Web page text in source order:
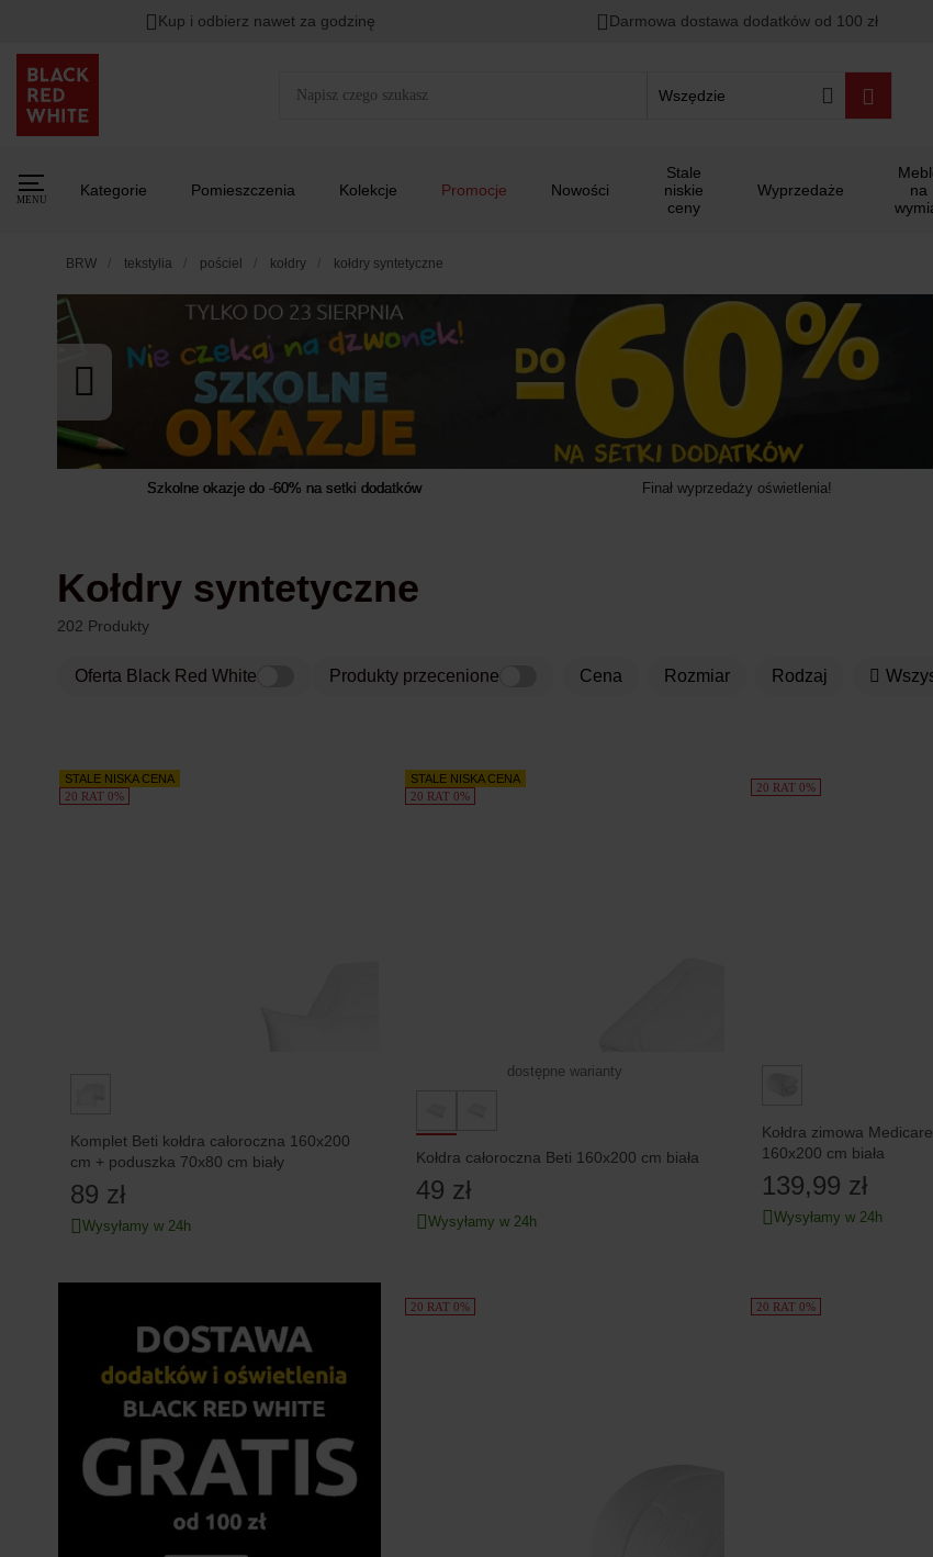
00 00 00 00 00 00
Kup i odbierz nawet za godzinę Darmowa dostawa dodatków od 100 zł
Wszędzie
MENU
Kategorie Pomieszczenia Kolekcje Promocje Nowości
Stale
niskie
ceny
Wyprzedaże
na
BRW tekstylia pościel kołdry kołdry syntetyczne
Szkolne okazje do -60% na setki dodatków Finał wyprzedaży oświetlenia!
Kołdry syntetyczne
202 Produkty
Oferta Black Red White Produkty przecenione Cena rozmiar rodzaj
Produkty
STALE NISKA CENA
20 RAT 0%
Komplet Beti kołdra całoroczna 160x200
cm + poduszka 70x80 cm biały
89 zł
Wysyłamy w 24h
STALE NISKA CENA
20 RAT 0%
dostępne warianty
Kołdra całoroczna Beti 160x200 cm biała
49 zł
Wysyłamy w 24h
20 RAT 0%
Kołdra zimowa
160x200 cm biała
139,99 zł
Wysyłamy w 24h
20 RAT 0% 20 RAT 0%